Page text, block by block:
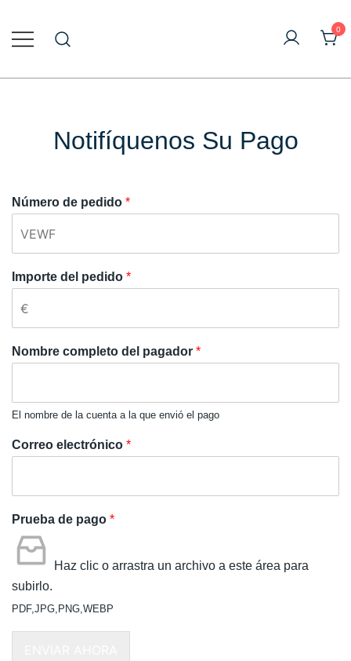
contenido
0
Notifíquenos Su Pago
Número de pedido *
Importe del pedido *
Nombre completo del pagador *
El nombre de la cuenta a la que envió el pago
Correo electrónico *
Prueba de pago *
Haz clic o arrastra un archivo a este área para
subirlo.
PDF,JPG,PNG,WEBP